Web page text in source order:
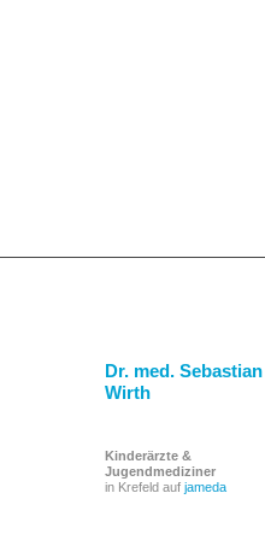
Dr. med. Sebastian
Wirth
Kinderärzte &
Jugendmediziner
in Krefeld aufjameda